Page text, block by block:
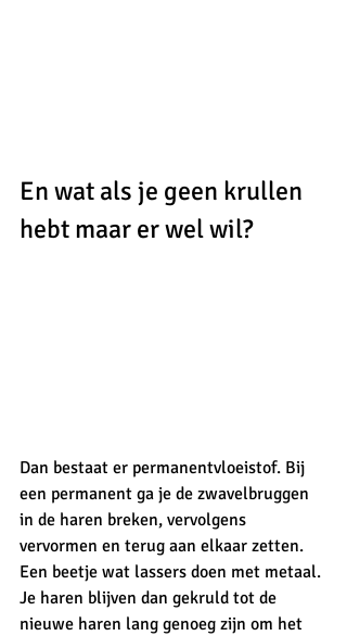
En wat als je geen krullen
hebt maar er wel wil?
Dan bestaat er permanentvloeistof. Bij
een permanent ga je de zwavelbruggen
in de haren breken, vervolgens
vervormen en terug aan elkaar zetten.
Een beetje wat lassers doen met metaal.
Je haren blijven dan gekruld tot de
nieuwe haren lang genoeg zijn om het